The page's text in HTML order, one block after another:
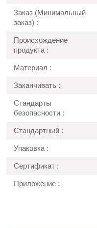
Заказ (Минимальный
заказ) :
Происхождение
продукта :
Материал :
Заканчивать :
Стандарты
безопасности :
Стандартный :
Упаковка :
Сертификат :
Приложение :